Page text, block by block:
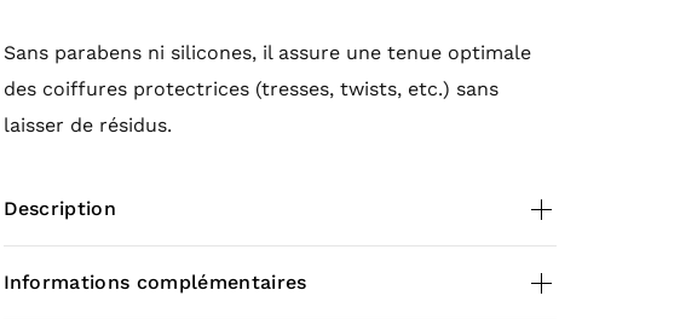
Sans parabens ni silicones, il assure une tenue optimale
des coiffures protectrices (tresses, twists, etc.) sans
laisser de résidus.
Description
250 ml
Informations complémentaires